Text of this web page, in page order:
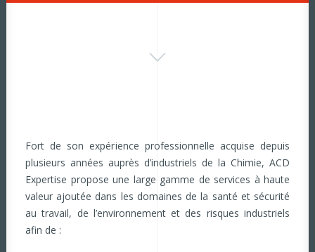
Fort de son expérience professionnelle acquise depuis
plusieurs années auprès d’industriels de la Chimie, ACD
Expertise propose une large gamme de services à haute
valeur ajoutée dans les domaines de la santé et sécurité
au travail, de l’environnement et des risques industriels
afin de :